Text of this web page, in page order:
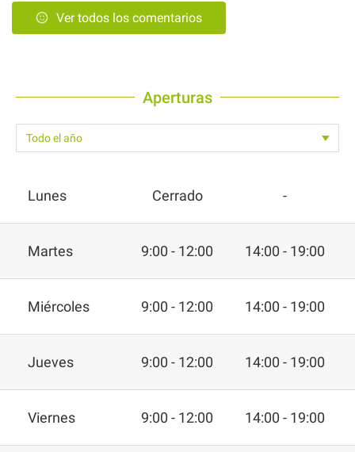
Ver todos los comentarios
Aperturas
Lunes Cerrado -
Martes 9:00 - 12:00 14:00 - 19:00
Miércoles 9:00 - 12:00 14:00 - 19:00
Jueves 9:00 - 12:00 14:00 - 19:00
Viernes 9:00 - 12:00 14:00 - 19:00